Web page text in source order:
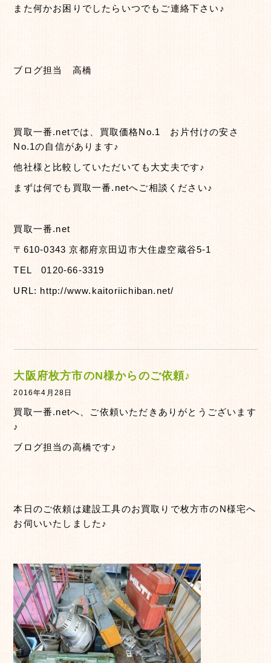
また何かお困りでしたらいつでもご連絡下さい♪
ブログ担当 高橋
買取一番.netでは、買取価格No.1 お片付けの安さ
No.1の自信があります♪
他社様と比較していただいても大丈夫です♪
まずは何でも買取一番.netへご相談ください♪
買取一番.net
〒610-0343 京都府京田辺市大住虚空蔵谷5-1
TEL 0120-66-3319
URL: http://www.kaitoriichiban.net/
大阪府枚方市のN様からのご依頼♪
2016年4月28日
買取一番.netへ、ご依頼いただきありがとうございます
♪
ブログ担当の高橋です♪
本日のご依頼は建設工具のお買取りで枚方市のN様宅へ
お伺いいたしました♪